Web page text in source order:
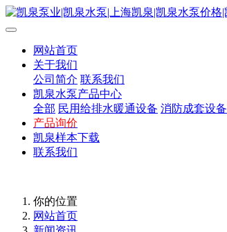
网站首页
关于我们
公司简介 联系我们
凯泉水泵产品中心
全部 民用给排水暖通设备 消防成套设备
产品询价
凯泉样本下载
联系我们
你的位置
网站首页